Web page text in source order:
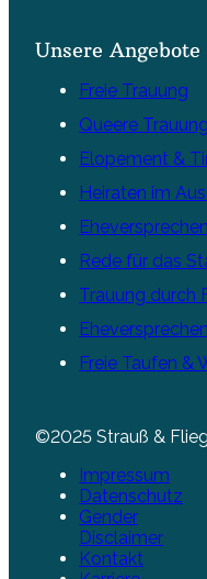
Unsere Angebote
Freie Trauung
Queere
Elopement &
Heiraten im
Rede für das
Trauung durch
Freie Taufen &
©2025 Strauß &
Impressum
Datenschutz
Gender
Disclaimer
Kontakt